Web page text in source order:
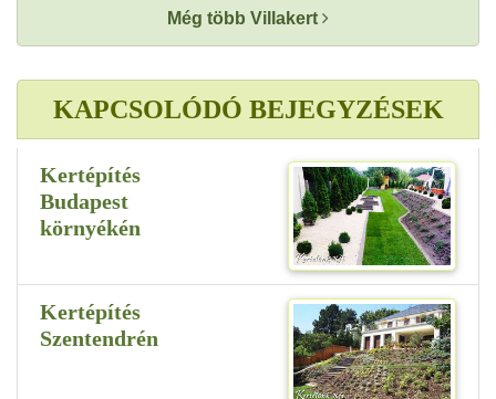
Még több Villakert
KAPCSOLÓDÓ BEJEGYZÉSEK
Kertépítés
Budapest
környékén
Kertépítés
Szentendrén